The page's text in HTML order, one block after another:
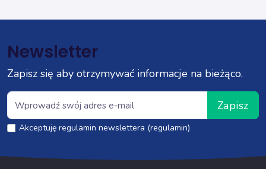
Newsletter
Zapisz się aby otrzymywać informacje na bieżąco.
Zapisz
Akceptuję regulamin newslettera (regulamin)